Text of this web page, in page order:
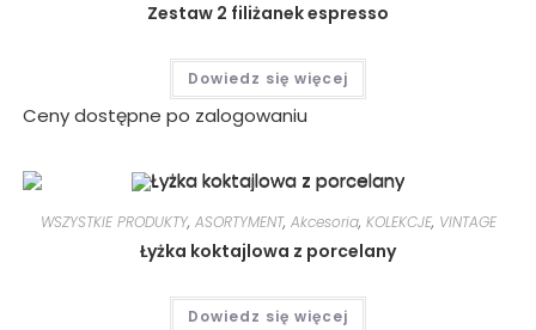
Zestaw 2 filiżanek espresso
Dowiedz się więcej
Ceny dostępne po zalogowaniu
WSZYSTKIE PRODUKTY, ASORTYMENT, Akcesoria, KOLEKCJE, VINTAGE
Łyżka koktajlowa z porcelany
Dowiedz się więcej